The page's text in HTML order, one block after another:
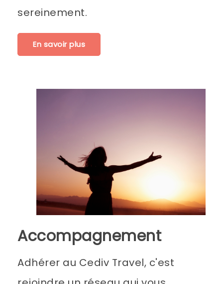
sereinement.
En savoir plus
Accompagnement
Adhérer au Cediv Travel, c'est